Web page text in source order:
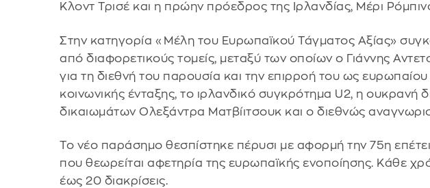
Κλοντ Τρισέ και η πρώην πρόεδρος της Ιρλανδίας, Μέρι
Στην κατηγορία «Μέλη του Ευρωπαϊκού Τάγματος Αξίας»
από διαφορετικούς τομείς, μεταξύ των οποίων ο Γιάννης
για τη διεθνή του παρουσία και την επιρροή του ως
κοινωνικής ένταξης, το ιρλανδικό συγκρότημα U2, η ουκρανή
δικαιωμάτων Ολεξάντρα Ματβίιτσουκ και ο διεθνώς
Το νέο παράσημο θεσπίστηκε πέρυσι με αφορμή την 75η
που θεωρείται αφετηρία της ευρωπαϊκής ενοποίησης. Κάθε
έως 20 διακρίσεις.